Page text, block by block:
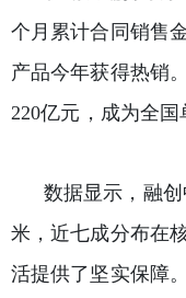
个月累计合同销售
产品今年获得热销
220亿元，成为全国
数据显示，融
米，近七成分布在
活提供了坚实保障。